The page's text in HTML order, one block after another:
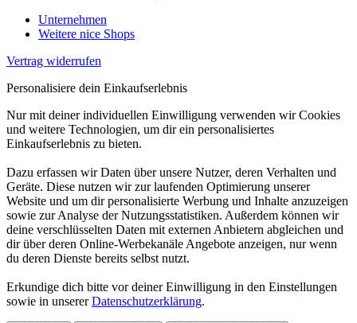
Unternehmen
Weitere nice Shops
Vertrag widerrufen
Personalisiere dein Einkaufserlebnis
Nur mit deiner individuellen Einwilligung verwenden wir Cookies
und weitere Technologien, um dir ein personalisiertes
Einkaufserlebnis zu bieten.
Dazu erfassen wir Daten über unsere Nutzer, deren Verhalten und
Geräte. Diese nutzen wir zur laufenden Optimierung unserer
Website und um dir personalisierte Werbung und Inhalte anzuzeigen
sowie zur Analyse der Nutzungsstatistiken. Außerdem können wir
deine verschlüsselten Daten mit externen Anbietern abgleichen und
dir über deren Online-Werbekanäle Angebote anzeigen, nur wenn
du deren Dienste bereits selbst nutzt.
Erkundige dich bitte vor deiner Einwilligung in den Einstellungen
sowie in unsererDatenschutzerklärung.